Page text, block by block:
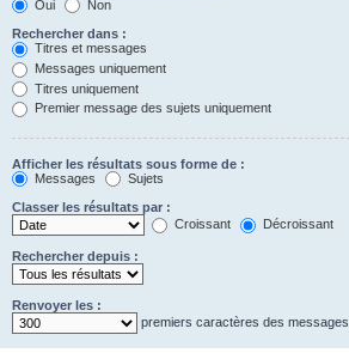
Oui
Non
Rechercher dans :
Titres et messages
Messages uniquement
Titres uniquement
Premier message des sujets uniquement
Afficher les résultats sous forme de :
Messages
Sujets
Classer les résultats par :
Croissant
Décroissant
Rechercher depuis :
Renvoyer les :
premiers caractères des messages